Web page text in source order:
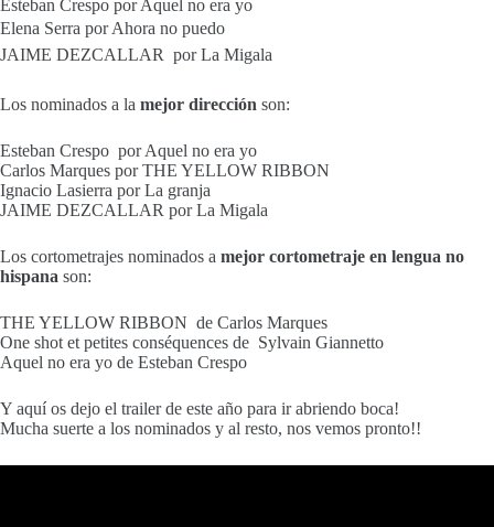
Esteban Crespo por Aquel no era yo
Elena Serra por Ahora no puedo
JAIME DEZCALLAR por La Migala
Los nominados a la mejor dirección son:
Esteban Crespo por Aquel no era yo
Carlos Marques por THE YELLOW RIBBON
Ignacio Lasierra por La granja
JAIME DEZCALLAR por La Migala
Los cortometrajes nominados a mejor cortometraje en lengua no
hispana son:
THE YELLOW RIBBON de Carlos Marques
One shot et petites conséquences de Sylvain Giannetto
Aquel no era yo de Esteban Crespo
Y aquí os dejo el trailer de este año para ir abriendo boca!
Mucha suerte a los nominados y al resto, nos vemos pronto!!